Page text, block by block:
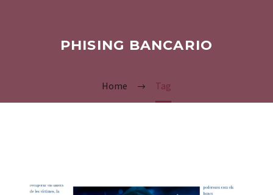
PHISING BANCARIO
Home Tag